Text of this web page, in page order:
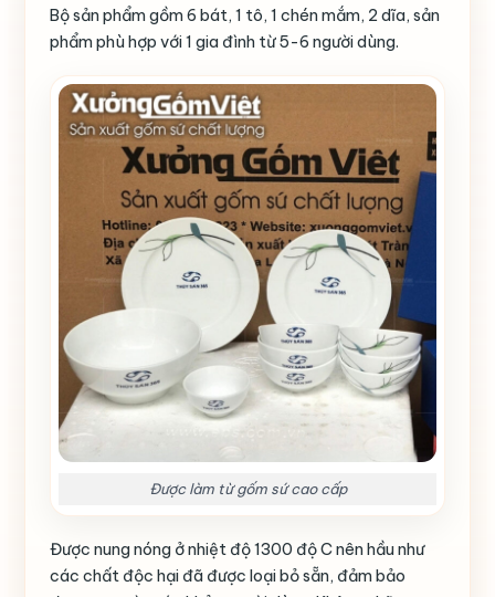
Bộ sản phẩm gồm 6 bát, 1 tô, 1 chén mắm, 2 dĩa, sản
phẩm phù hợp với 1 gia đình từ 5-6 người dùng.
Được làm từ gốm sứ cao cấp
Được nung nóng ở nhiệt độ 1300 độ C nên hầu như
các chất độc hại đã được loại bỏ sẵn, đảm bảo